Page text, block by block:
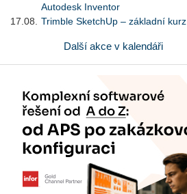
Autodesk Inventor
17.08.
Trimble SketchUp – základní kurz
Další akce v kalendáři